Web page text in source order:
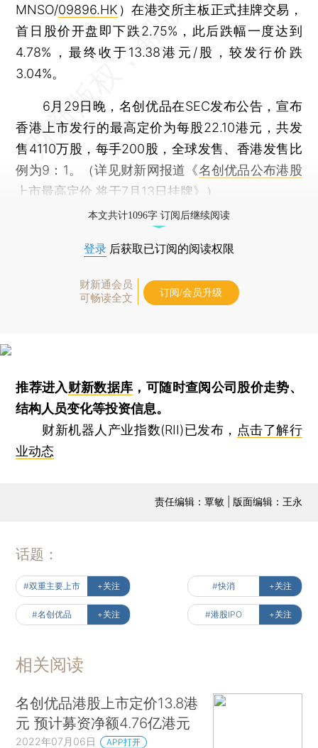
MNSO/09896.HK ）在港交所主板正式挂牌交易，
首日股价开盘即下跌2.75%，此后跌幅一度达到
4.78%，最终收于13.38港元/股，较发行价跌
3.04%。
6月29日晚，名创优品在SEC发布公告，宣布
香港上市发行的最高定价为每股22.10港元，共发
售4110万股，每手200股，全球发售、香港发售比
例为9：1。（详见财新网报道《名创优品公布港股
上市最高定价 将于7月13日挂牌》）
本文共计1096字 订阅后继续阅读
登录 后获取已订阅的阅读权限
财新通会员
可畅读全文
订阅/会员升级
推荐进入财新数据库 ，可随时查阅公司股价走势、
结构人员变化等投资信息。
财新机器人产业指数(RII)已发布， 点击了解行
业动态
责任编辑：覃敏 | 版面编辑：王永
话题：
#双重主要上市 +关注 #快消 +关注
#名创优品 +关注 #港股IPO +关注
相关阅读
名创优品港股上市定价13.8港
元 预计募资净额4.76亿港元
2022年07月06日 APP打开